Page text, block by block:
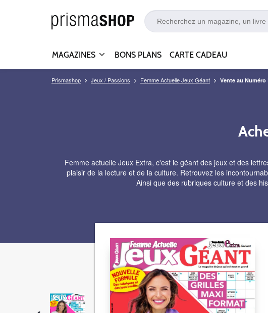
MAGAZINES BONS PLANS CARTE CADEAU
Prismashop Jeux / Passions Femme Actuelle Jeux Géant Vente au Numéro
Femme actuelle Jeux Extra, c'est le géant des jeux et des
plaisir de la lecture et de la culture. Retrouvez les
Ainsi que des rubriques culture et des